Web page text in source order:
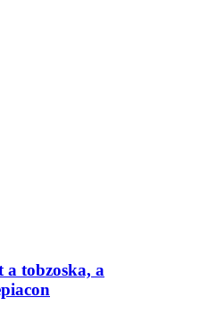
a tobzoska, a